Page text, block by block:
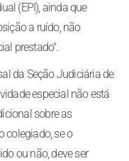
(EPI), ainda que
a ruído, não
prestado".
da Seção Judiciária de
especial não está
sobre as
colegiado, se o
ou não, deve ser